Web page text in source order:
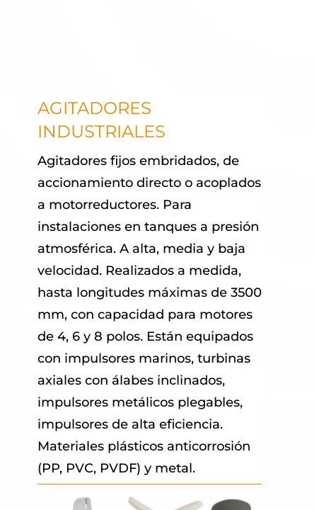
AGITADORES
INDUSTRIALES
Agitadores fijos embridados, de
accionamiento directo o acoplados
a motorreductores. Para
instalaciones en tanques a presión
atmosférica. A alta, media y baja
velocidad. Realizados a medida,
hasta longitudes máximas de 3500
mm, con capacidad para motores
de 4, 6 y 8 polos. Están equipados
con impulsores marinos, turbinas
axiales con álabes inclinados,
impulsores metálicos plegables,
impulsores de alta eficiencia.
Materiales plásticos anticorrosión
(PP, PVC, PVDF) y metal.